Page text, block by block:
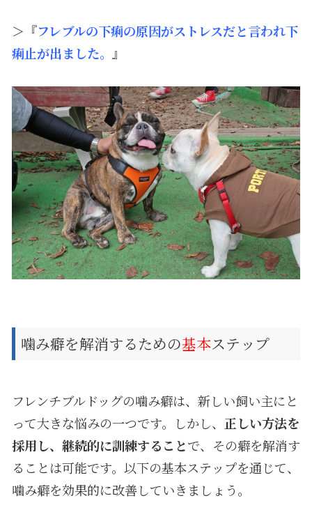
＞『フレブルの下痢の原因がストレスだと言われ下
痢止が出ました。 』
噛み癖を解消するための基本ステップ
フレンチブルドッグの噛み癖は、新しい飼い主にと
って大きな悩みの一つです。しかし、 正しい方法を
採用し、継続的に訓練することで、その癖を解消す
ることは可能です。以下の基本ステップを通じて、
噛み癖を効果的に改善していきましょう。